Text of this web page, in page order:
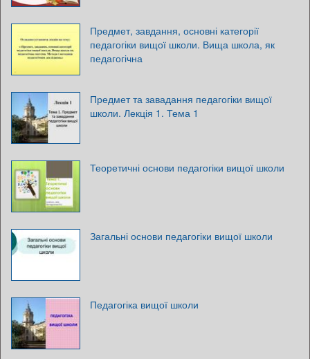
Предмет, завдання, основні категорії
педагогіки вищої школи. Вища школа, як
педагогічна
Предмет та завадання педагогіки вищої
школи. Лекція 1. Тема 1
Теоретичні основи педагогіки вищої школи
Загальні основи педагогіки вищої школи
Педагогіка вищої школи